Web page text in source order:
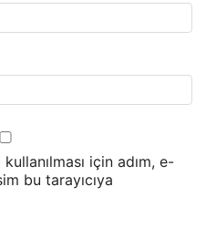
için adım, e-
bu tarayıcıya